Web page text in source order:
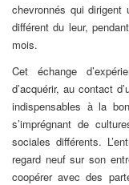
chevronnés qui dirigent
différent du leur,
mois.
Cet échange
d’acquérir, au contact
indispensables à la
s’imprégnant de
sociales différents.
regard neuf sur son
coopérer avec des